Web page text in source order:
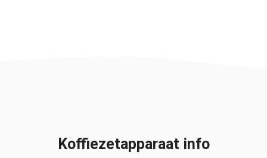
Koffiezetapparaat info